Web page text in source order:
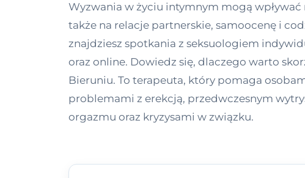
Wyzwania w życiu intymnym mogą wpływać
także na relacje partnerskie, samoocenę i
znajdziesz spotkania z seksuologiem
oraz online. Dowiedz się, dlaczego warto
Bieruniu. To terapeuta, który pomaga
problemami z erekcją, przedwczesnym
orgazmu oraz kryzysami w związku.